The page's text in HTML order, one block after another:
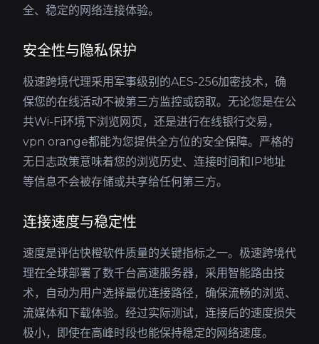
全、稳定的网络连接体验。
安全性与隐私保护
极速跨境代理采用军事级别的AES-256加密技术，确
保您的在线活动不被第三方监控或窃取。无论您是在公
共Wi-Fi环境下浏览网页，还是进行在线银行交易，
vpn orange都能为您提供全方位的安全保障。严格的
无日志政策意味着您的浏览历史、连接时间和IP地址
等信息不会被存储或共享给任何第三方。
连接速度与稳定性
速度是评估快橙软件质量的关键指标之一。极速跨境代
理在全球部署了数千台高速服务器，采用智能路由技
术，自动为用户选择最优连接路径，确保流畅的浏览、
流媒体和下载体验。经过实际测试，连接后的速度损失
极小，即使在高峰时段也能保持稳定的网络速度。